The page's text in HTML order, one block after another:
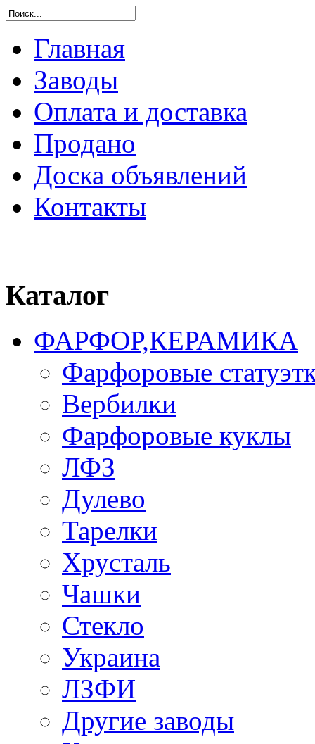
Главная
Заводы
Оплата и доставка
Продано
Доска объявлений
Контакты
Каталог
ФАРФОР,КЕРАМИКА
Фарфоровые
Вербилки
Фарфоровые куклы
ЛФЗ
Дулево
Тарелки
Хрусталь
Чашки
Стекло
Украина
ЛЗФИ
Другие заводы